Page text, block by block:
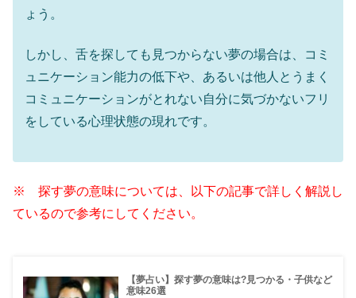
ょう。
しかし、舌を探しても見つからない夢の場合は、コミ
ュニケーション能力の低下や、あるいは他人とうまく
コミュニケーションがとれない自分に気づかないフリ
をしている心理状態の現れです。
※ 探す夢の意味については、以下の記事で詳しく解説し
ているので参考にしてください。
【夢占い】探す夢の意味は?見つかる・子供など
意味26選